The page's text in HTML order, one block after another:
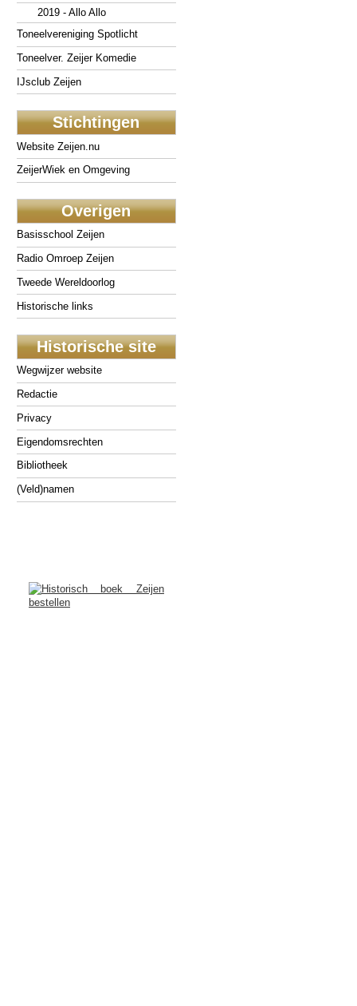
2019 - Allo Allo
Toneelvereniging Spotlicht
Toneelver. Zeijer Komedie
IJsclub Zeijen
Stichtingen
Website Zeijen.nu
ZeijerWiek en Omgeving
Overigen
Basisschool Zeijen
Radio Omroep Zeijen
Tweede Wereldoorlog
Historische links
Historische site
Wegwijzer website
Redactie
Privacy
Eigendomsrechten
Bibliotheek
(Veld)namen